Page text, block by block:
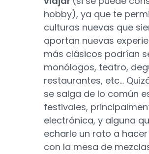
hobby), ya que te
culturas nuevas que
aportan nuevas
más clásicos podrían
monólogos, teatro,
restaurantes, etc…
se salga de lo común
festivales,
electrónica, y alguna
echarle un rato a
con la mesa de